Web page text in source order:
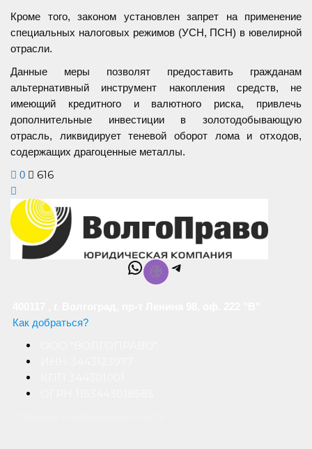
Кроме того, законом установлен запрет на применение
специальных налоговых режимов (УСН, ПСН) в ювелирной
отрасли.
Данные меры позволят предоставить гражданам
альтернативный инструмент накопления средств, не
имеющий кредитного и валютного риска, привлечь
дополнительные инвестиции в золотодобывающую
отрасль, ликвидирует теневой оборот лома и отходов,
содержащих драгоценные металлы.
0
616
WhatsAppTelegram
Как добраться?